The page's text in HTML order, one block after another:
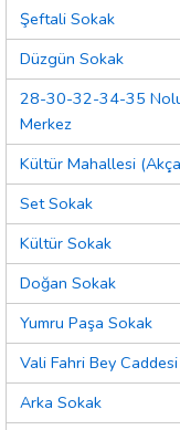
Şeftali Sokak
Düzgün Sokak
28-30-32-34-35 Nolu
Merkez
Kültür Mahallesi
Set Sokak
Kültür Sokak
Doğan Sokak
Yumru Paşa Sokak
Vali Fahri Bey Caddesi
Arka Sokak